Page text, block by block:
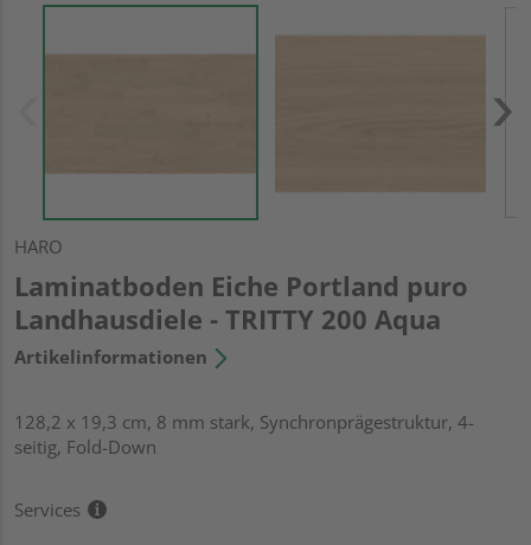
HARO
Laminatboden Eiche Portland puro
Landhausdiele - TRITTY 200 Aqua
Artikelinformationen
128,2 x 19,3 cm, 8 mm stark, Synchronprägestruktur, 4-
seitig, Fold-Down
Services